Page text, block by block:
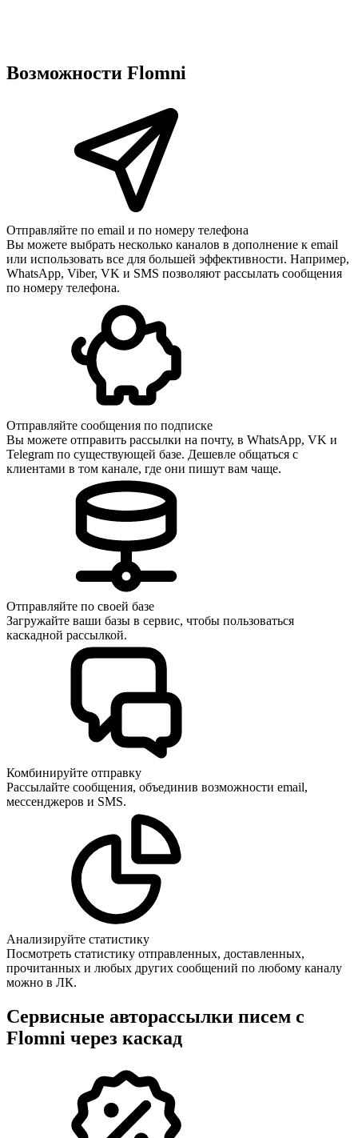
Возможности Flomni
Отправляйте по email и по номеру телефона
Вы можете выбрать несколько каналов в дополнение к email
или использовать все для большей эффективности. Например,
WhatsApp, Viber, VK и SMS позволяют рассылать сообщения
по номеру телефона.
Отправляйте сообщения по подписке
Вы можете отправить рассылки на почту, в WhatsApp, VK и
Telegram по существующей базе. Дешевле общаться с
клиентами в том канале, где они пишут вам чаще.
Отправляйте по своей базе
Загружайте ваши базы в сервис, чтобы пользоваться
каскадной рассылкой.
Комбинируйте отправку
Рассылайте сообщения, объединив возможности email,
мессенджеров и SMS.
Анализируйте статистику
Посмотреть статистику отправленных, доставленных,
прочитанных и любых других сообщений по любому каналу
можно в ЛК.
Сервисные авторассылки писем с
Flomni через каскад